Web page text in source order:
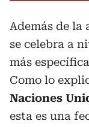
Además de la
se celebra a
más
Como lo
Naciones
esta es una